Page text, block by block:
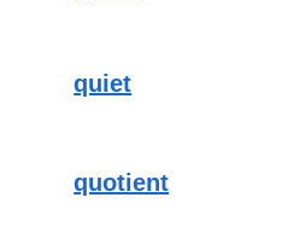
quiet
quotient